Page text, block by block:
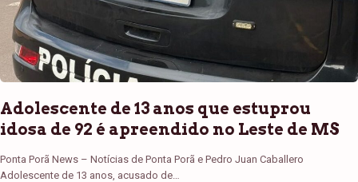
Adolescente de 13 anos que estuprou
idosa de 92 é apreendido no Leste de MS
Ponta Porã News – Notícias de Ponta Porã e Pedro Juan Caballero
Adolescente de 13 anos, acusado de…